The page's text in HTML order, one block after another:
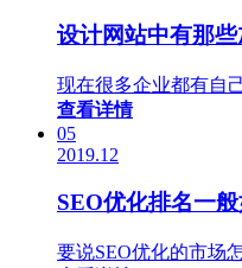
设计网站中有那
现在很多企业都有自
查看详情
05
2019.12
SEO优化排名一
要说SEO优化的市场